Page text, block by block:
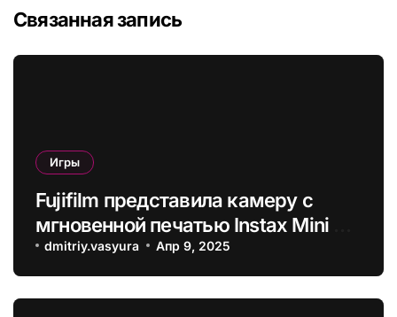
Связанная запись
Игры
Fujifilm представила камеру с
мгновенной печатью Instax Mini 41
– она получила режим
макросъемки с коррекцией
параллакса
dmitriy.vasyura Апр 9, 2025